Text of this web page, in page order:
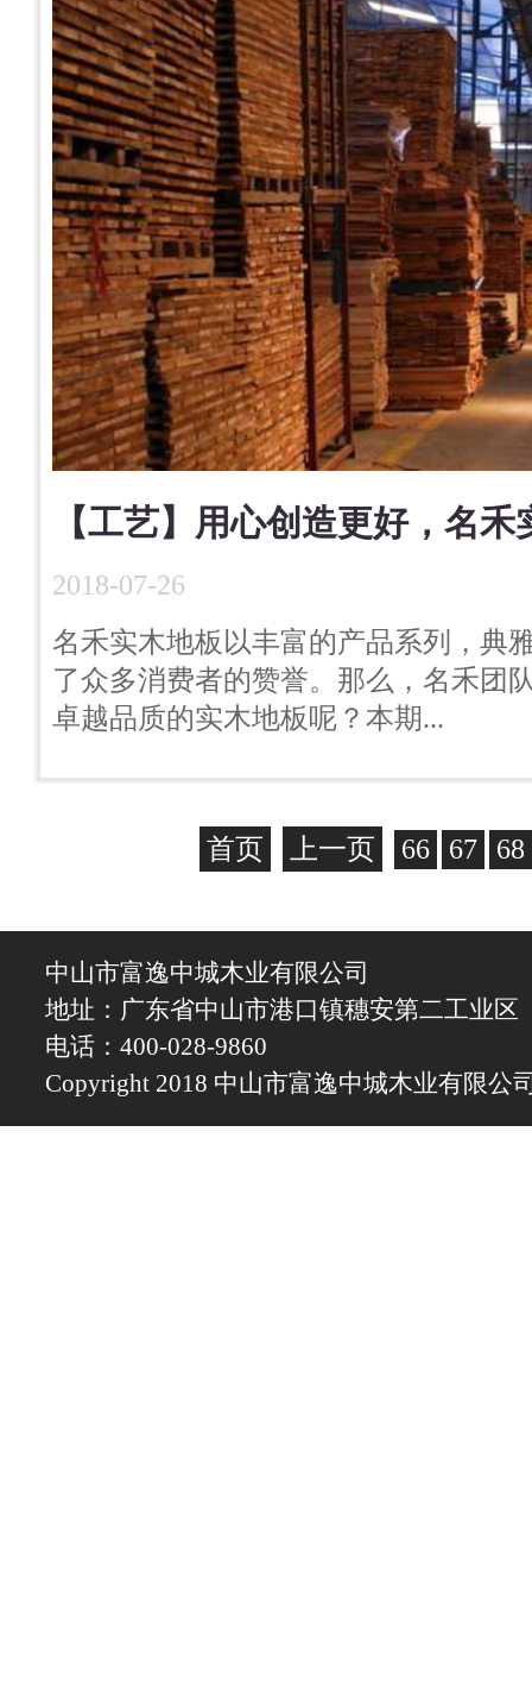
【工艺】用心创造更好，名
2018-07-26
名禾实木地板以丰富的产品系列，典
了众多消费者的赞誉。那么，名禾团
卓越品质的实木地板呢？本期...
首页 上一页 66 67 68
中山市富逸中城木业有限公司
地址：广东省中山市港口镇穗安第二工业区
电话：400-028-9860
Copyright 2018 中山市富逸中城木业有限公